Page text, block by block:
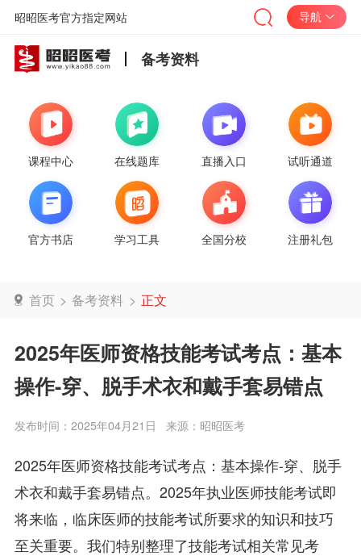
昭昭医考官方指定网站 导航
备考资料
课程中心 在线题库 直播入口 试听通道
官方书店 学习工具 全国分校 注册礼包
首页 > 备考资料 > 正文
2025年医师资格技能考试考点：基本
操作-穿、脱手术衣和戴手套易错点
发布时间：2025年04月21日 来源：昭昭医考
2025年医师资格技能考试考点：基本操作-穿、脱手
术衣和戴手套易错点。2025年执业医师技能考试即
将来临，临床医师的技能考试所要求的知识和技巧
至关重要。我们特别整理了技能考试相关常见考